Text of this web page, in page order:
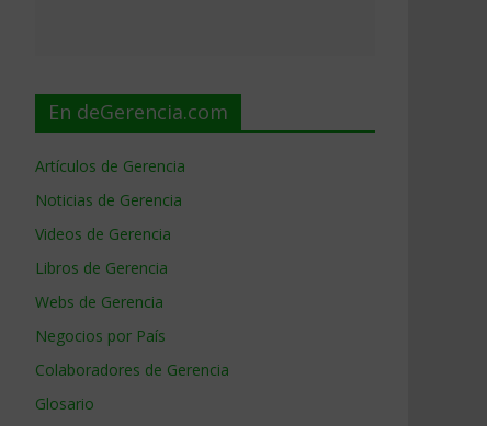
En deGerencia.com
Artículos de Gerencia
Noticias de Gerencia
Videos de Gerencia
Libros de Gerencia
Webs de Gerencia
Negocios por País
Colaboradores de Gerencia
Glosario